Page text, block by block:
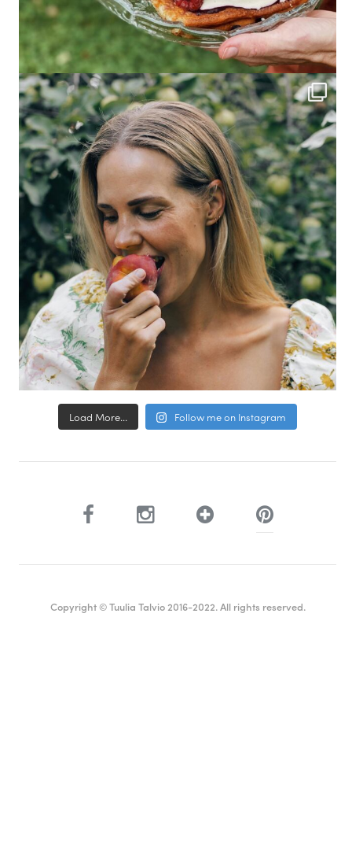
Load More... Follow me on Instagram
Copyright © Tuulia Talvio 2016-2022. All rights reserved.